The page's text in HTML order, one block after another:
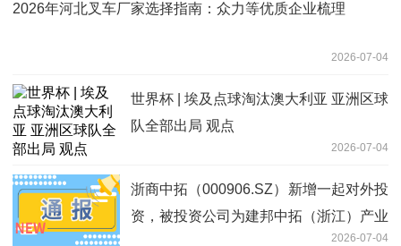
2026年河北叉车厂家选择指南：众力等优质企业梳理
2026-07-04
世界杯 | 埃及点球淘汰澳大利亚 亚洲区球
队全部出局 观点
2026-07-04
浙商中拓（000906.SZ）新增一起对外投
资，被投资公司为建邦中拓（浙江）产业
2026-07-04